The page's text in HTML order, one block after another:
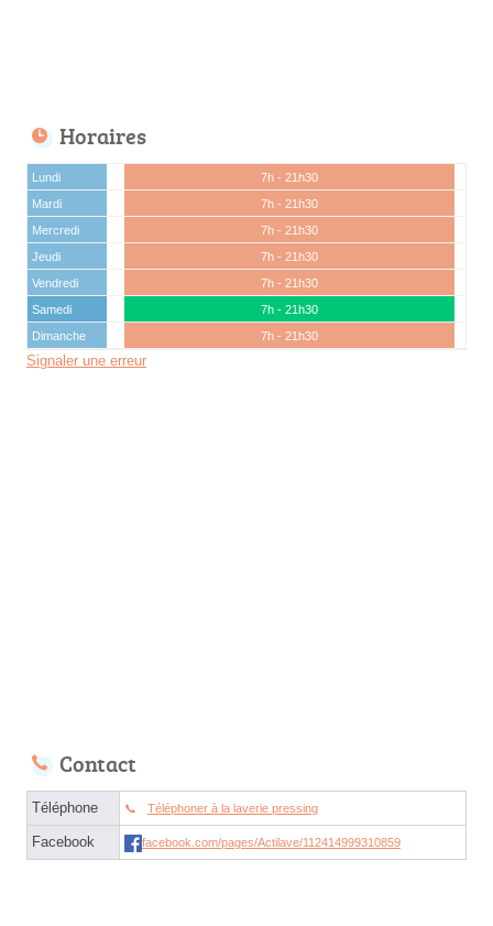
Horaires
Lundi
7h - 21h30
Mardi
7h - 21h30
Mercredi
7h - 21h30
Jeudi
7h - 21h30
Vendredi
7h - 21h30
Samedi
7h - 21h30
Dimanche
7h - 21h30
Signaler une erreur
Contact
Téléphone Téléphoner à la laverie pressing
Facebook facebook.com/pages/Actilave/112414999310859